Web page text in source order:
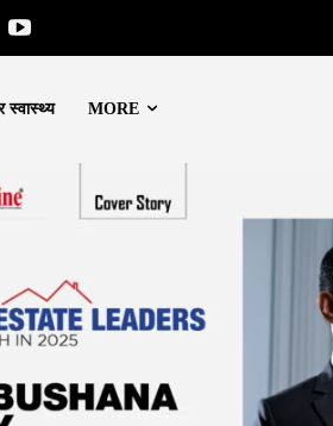
MORE